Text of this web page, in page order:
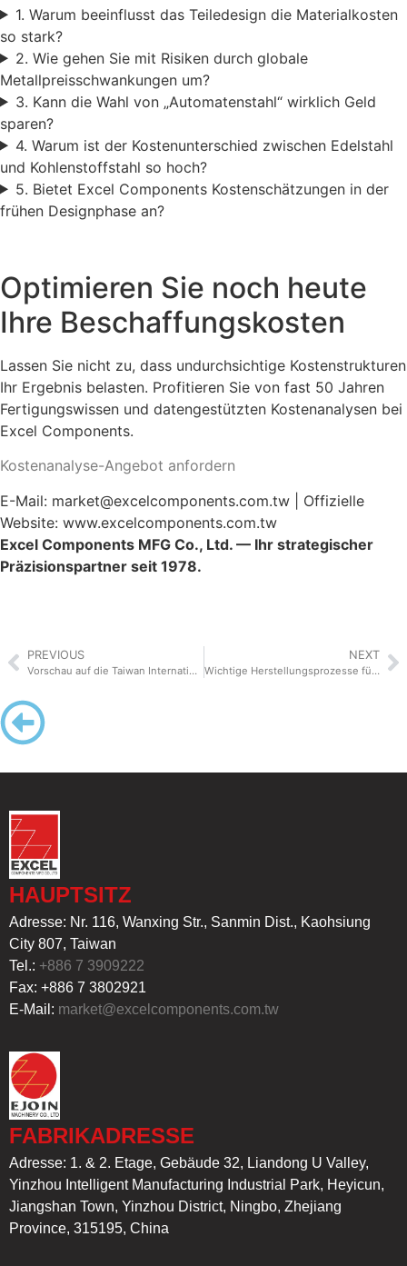
1. Warum beeinflusst das Teiledesign die Materialkosten
so stark?
2. Wie gehen Sie mit Risiken durch globale
Metallpreisschwankungen um?
3. Kann die Wahl von „Automatenstahl“ wirklich Geld
sparen?
4. Warum ist der Kostenunterschied zwischen Edelstahl
und Kohlenstoffstahl so hoch?
5. Bietet Excel Components Kostenschätzungen in der
frühen Designphase an?
Optimieren Sie noch heute
Ihre Beschaffungskosten
Lassen Sie nicht zu, dass undurchsichtige Kostenstrukturen
Ihr Ergebnis belasten. Profitieren Sie von fast 50 Jahren
Fertigungswissen und datengestützten Kostenanalysen bei
Excel Components.
Kostenanalyse-Angebot anfordern
E-Mail: market@excelcomponents.com.tw | Offizielle
Website: www.excelcomponents.com.tw
Excel Components MFG Co., Ltd. — Ihr strategischer
Präzisionspartner seit 1978.
PREVIOUS
Vorschau auf die Taiwan International Fastener Show 2026: Excel Components präsentiert umweltfreundliche Automobilkomponenten
NEXT
Wichtige Herstellungsprozesse für Befestigungselemente in der Automobilindustrie
HAUPTSITZ
Adresse: Nr. 116, Wanxing Str., Sanmin Dist., Kaohsiung
City 807, Taiwan
Tel.: +886 7 3909222
Fax: +886 7 3802921
E-Mail: market@excelcomponents.com.tw
FABRIKADRESSE
Adresse: 1. & 2. Etage, Gebäude 32, Liandong U Valley,
Yinzhou Intelligent Manufacturing Industrial Park, Heyicun,
Jiangshan Town, Yinzhou District, Ningbo, Zhejiang
Province, 315195, China